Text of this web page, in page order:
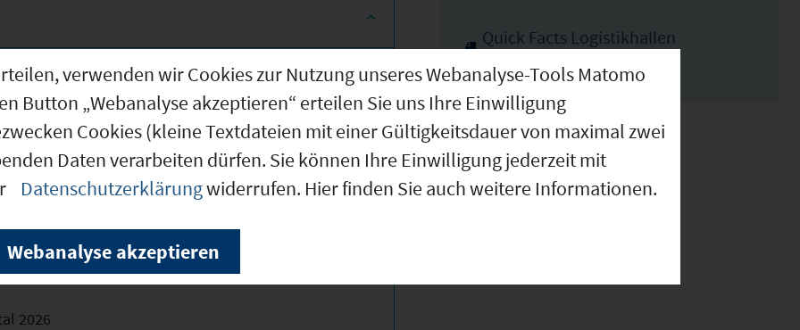
, Mezzanine- und Büroflächen
2026
Quick Facts Logistikhallen
Burgberneheim
verwenden wir Cookies zur Nutzung unseres Webanalyse-Tools Matomo
Button „Webanalyse akzeptieren“ erteilen Sie uns Ihre Einwilligung
Cookies (kleine Textdateien mit einer Gültigkeitsdauer von maximal zwei
Daten verarbeiten dürfen. Sie können Ihre Einwilligung jederzeit mit
Datenschutzerklärungwiderrufen. Hier finden Sie auch weitere Informationen.
Webanalyse akzeptieren